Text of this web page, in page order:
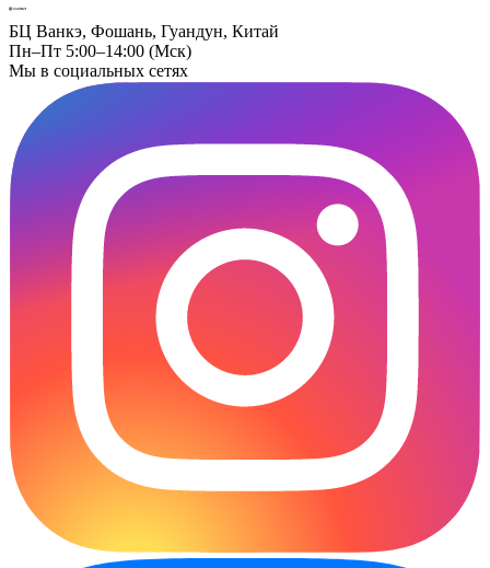
БЦ Ванкэ, Фошань, Гуандун, Китай
Пн–Пт 5:00–14:00 (Мск)
Мы в социальных сетях